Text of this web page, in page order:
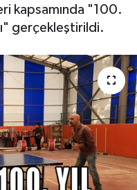
kapsamında "100.
gerçekleştirildi.